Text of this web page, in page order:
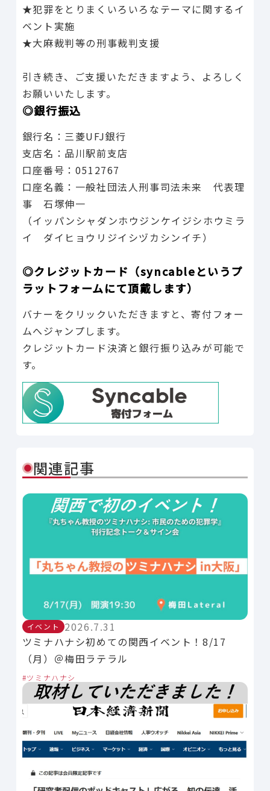
★犯罪をとりまくいろいろなテーマに関するイ
ベント実施
★大麻裁判等の刑事裁判支援
引き続き、ご支援いただきますよう、よろしく
お願いいたします。
◎銀行振込
銀行名：三菱UFJ銀行
支店名：品川駅前支店
口座番号：0512767
口座名義：一般社団法人刑事司法未来 代表理
事 石塚伸一
（イッパンシャダンホウジンケイジシホウミラ
イ ダイヒョウリジイシヅカシンイチ）
◎クレジットカード（syncableというプ
ラットフォームにて頂戴します）
バナーをクリックいただきますと、寄付フォー
ムへジャンプします。
クレジットカード決済と銀行振り込みが可能で
す。
関連記事
イベント
2026.7.31
ツミナハナシ初めての関西イベント！8/17
（月）＠梅田ラテラル
ツミナハナシ